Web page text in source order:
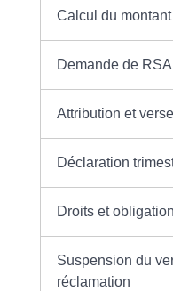
Calcul du
Demande de RSA
Attribution et
Déclaration
Droits et
Suspension du
réclamation